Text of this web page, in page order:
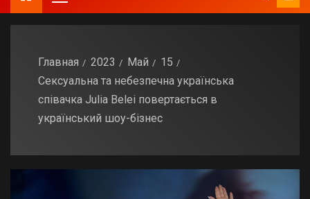
Главная 2023 Май
15
Сексуальна та небезпечна українська
співачка Julia Belei повертається в
український шоу-бізнес